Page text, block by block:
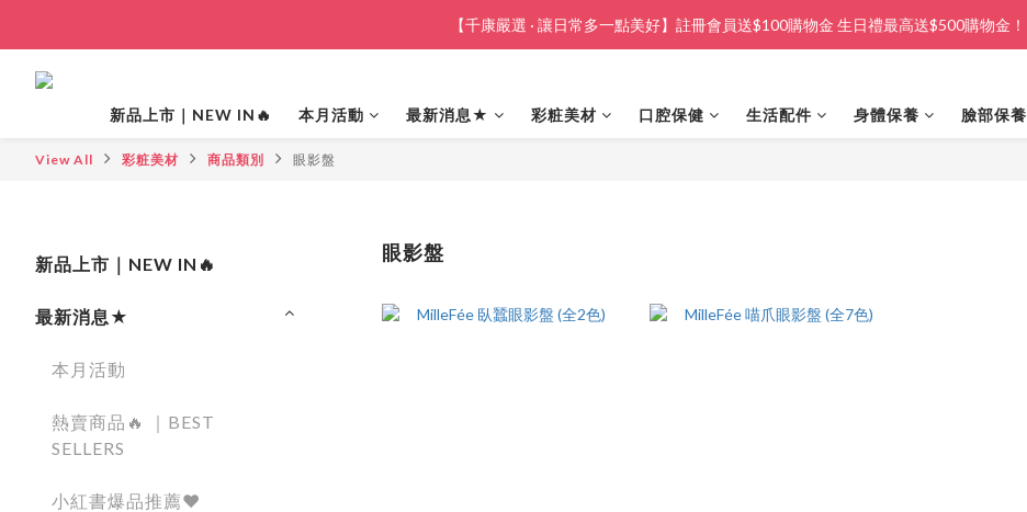
【千康嚴選 · 讓日常多一點美好】註冊會員送$100購物金 生日禮最高送$500購物金！
新品上市｜NEW IN🔥 本月活動 最新消息★ 彩粧美材 口腔保健 生活配件 身體保養 臉部保養
View All 彩粧美材 商品類別 眼影盤
新品上市｜NEW IN🔥
最新消息★
本月活動
熱賣商品🔥 ｜BEST
SELLERS
小紅書爆品推薦❤️
眼影盤